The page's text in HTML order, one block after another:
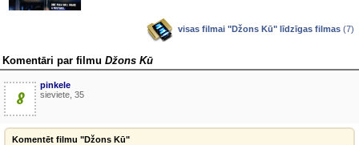
visas filmai "Džons Kū" līdzīgas filmas (7)
Komentāri par filmu Džons Kū
8
pinkele
sieviete, 35
Komentēt filmu "Džons Kū"